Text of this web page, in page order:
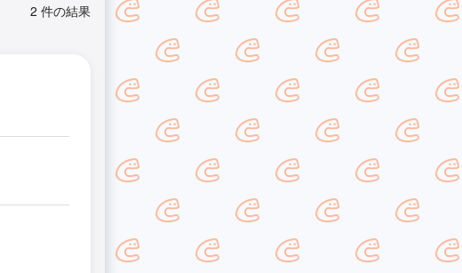
2 件の結果